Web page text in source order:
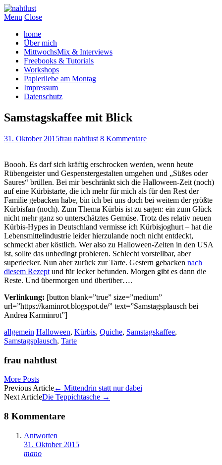
Menu Close
home
Über mich
MittwochsMix & Interviews
Freebooks & Tutorials
Workshops
Papierliebe am Montag
Impressum
Datenschutz
Samstagskaffee mit Blick
31. Oktober 2015frau nahtlust 8 Kommentare
Boooh. Es darf sich kräftig erschrocken werden, wenn heute
Rübengeister und Gespenstergestalten umgehen und „Süßes oder
Saures“ brüllen. Bei mir beschränkt sich die Halloween-Zeit (noch)
auf eine Kürbistarte, die ich mehr für mich als für den Rest der
Familie gebacken habe, bin ich bei uns doch bei weitem der größte
Kürbisfan (noch). Zum Thema Kürbis ist zu sagen: ein zum Glück
nicht mehr ganz so unterschätztes Gemüse. Trotz des relativ neuen
Kürbis-Hypes in Deutschland vermisse ich Kürbisjoghurt – hat die
Lebensmittelindustrie leider hierzulande noch nicht entdeckt,
schmeckt aber köstlich. Wer also zu Halloween-Zeiten in den USA
ist, sollte das unbedingt probieren. Schlecht vorstellbar, aber
superlecker. Nun aber zurück zur Tarte. Gestern gebacken nach
diesem Rezept und für lecker befunden. Morgen gibt es dann die
Reste. Und übermorgen und überüber….
Verlinkung: [button blank=”true” size=”medium”
url=”https://kaminrot.blogspot.de/” text=”Samstagsplausch bei
Andrea Karminrot”]
allgemein Halloween, Kürbis, Quiche, Samstagskaffee,
Samstagsplausch, Tarte
frau nahtlust
More Posts
Artikel-
Navigation
Previous Article← Mittendrin statt nur dabei
Next ArticleDie Teppichtasche →
8 Kommentare
Antworten
31. Oktober 2015
mano